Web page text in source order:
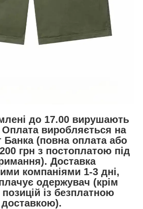
до 17.00вирушають
Оплатавиробляється на
Банка (повна оплата або
200 грн з постоплатою під
Доставка
компаніями 1-3 дні,
одержувач (крім
із безплатною
доставкою).